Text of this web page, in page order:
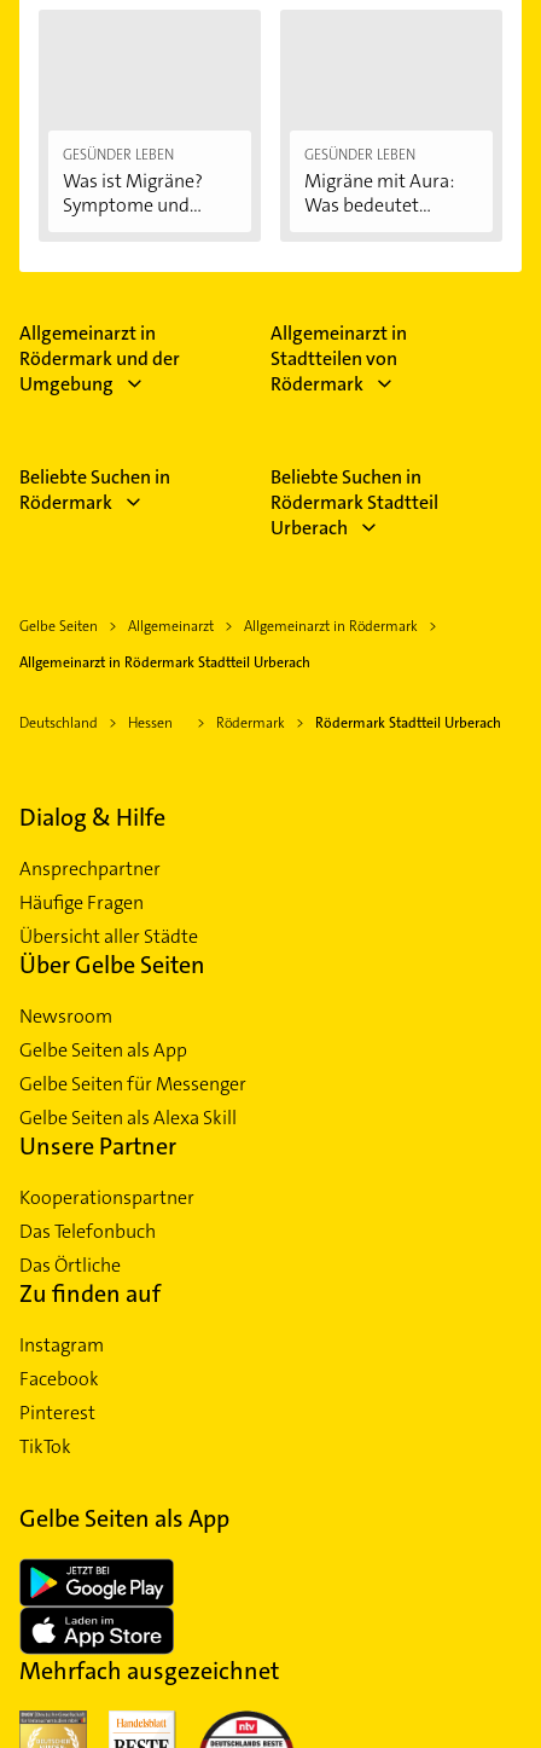
GESÜNDER LEBEN
Was ist Migräne?
Symptome und...
GESÜNDER LEBEN
Migräne mit Aura:
Was bedeutet...
Allgemeinarzt in
Rödermark und der
Umgebung
Allgemeinarzt in
Stadtteilen von
Rödermark
Beliebte Suchen in
Rödermark
Beliebte Suchen in
Rödermark Stadtteil
Urberach
Gelbe Seiten Allgemeinarzt
Allgemeinarzt in Rödermark
Allgemeinarzt in Rödermark Stadtteil Urberach
Deutschland Hessen Rödermark Rödermark Stadtteil Urberach
Dialog & Hilfe
Ansprechpartner
Häufige Fragen
Übersicht aller Städte
Über Gelbe Seiten
Newsroom
Gelbe Seiten als App
Gelbe Seiten für Messenger
Gelbe Seiten als Alexa Skill
Unsere Partner
Kooperationspartner
Das Telefonbuch
Das Örtliche
Zu finden auf
Instagram
Facebook
Pinterest
TikTok
Gelbe Seiten als App
Mehrfach ausgezeichnet